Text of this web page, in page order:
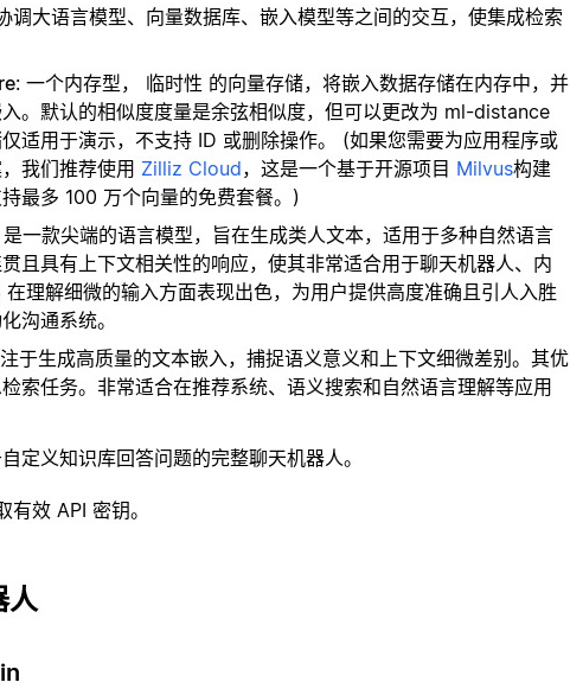
调大语言模型、向量数据库、嵌入模型等之间的交互，使集成检索
: 一个内存型， 临时性 的向量存储，将嵌入数据存储在内存中，并
。默认的相似度度量是余弦相似度，但可以更改为 ml-distance
适用于演示，不支持 ID 或删除操作。 (如果您需要为应用程序或
我们推荐使用 Zilliz Cloud，这是一个基于开源项目 Milvus构建
最多 100 万个向量的免费套餐。)
一款尖端的语言模型，旨在生成类人文本，适用于多种自然语言
且具有上下文相关性的响应，使其非常适合用于聊天机器人、内
理解细微的输入方面表现出色，为用户提供高度准确且引人入胜
沟通系统。
于生成高质量的文本嵌入，捕捉语义意义和上下文细微差别。其优
索任务。非常适合在推荐系统、语义搜索和自然语言理解等应用
定义知识库回答问题的完整聊天机器人。
效 API 密钥。
人